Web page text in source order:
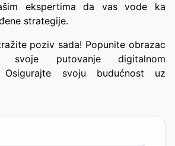
ekspertima da vas vode ka
strategije.
poziv sada! Popunite obrazac
putovanje digitalnom
Osigurajte svoju budućnost uz